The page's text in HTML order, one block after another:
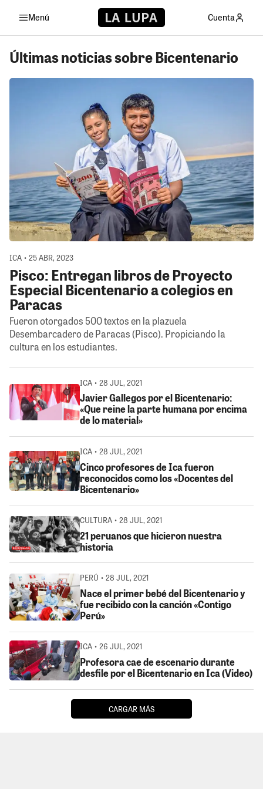
Menú Cuenta
Últimas noticias sobre Bicentenario
ICA • 25 ABR, 2023
Pisco: Entregan libros de Proyecto
Especial Bicentenario a colegios en
Paracas
Fueron otorgados 500 textos en la plazuela
Desembarcadero de Paracas (Pisco). Propiciando la
cultura en los estudiantes.
ICA • 28 JUL, 2021
Javier Gallegos por el Bicentenario:
«Que reine la parte humana por encima
de lo material»
ICA • 28 JUL, 2021
Cinco profesores de Ica fueron
reconocidos como los «Docentes del
Bicentenario»
CULTURA • 28 JUL, 2021
21 peruanos que hicieron nuestra
historia
PERÚ • 28 JUL, 2021
Nace el primer bebé del Bicentenario y
fue recibido con la canción «Contigo
Perú»
ICA • 26 JUL, 2021
Profesora cae de escenario durante
desfile por el Bicentenario en Ica (Video)
CARGAR MÁS